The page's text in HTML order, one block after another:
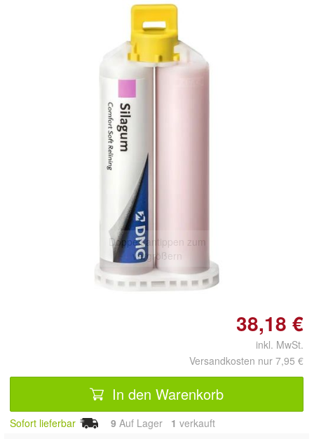
Doppelt antippen zum
vergrößern
38,18 €
inkl. MwSt.
Versandkosten nur 7,95 €
In den Warenkorb
Sofort lieferbar 9 Auf Lager 1 verkauft